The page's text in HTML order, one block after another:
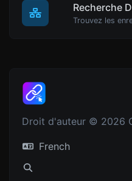
Recherche
Droit d'auteur © 2026
French